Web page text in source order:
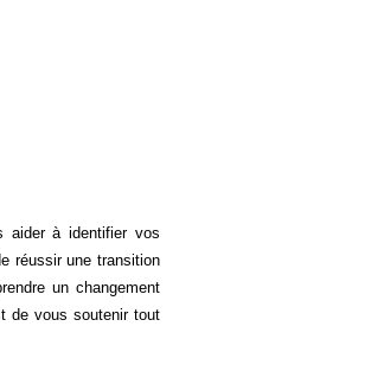
aider à identifier vos
réussir une transition
un changement
de vous soutenir tout